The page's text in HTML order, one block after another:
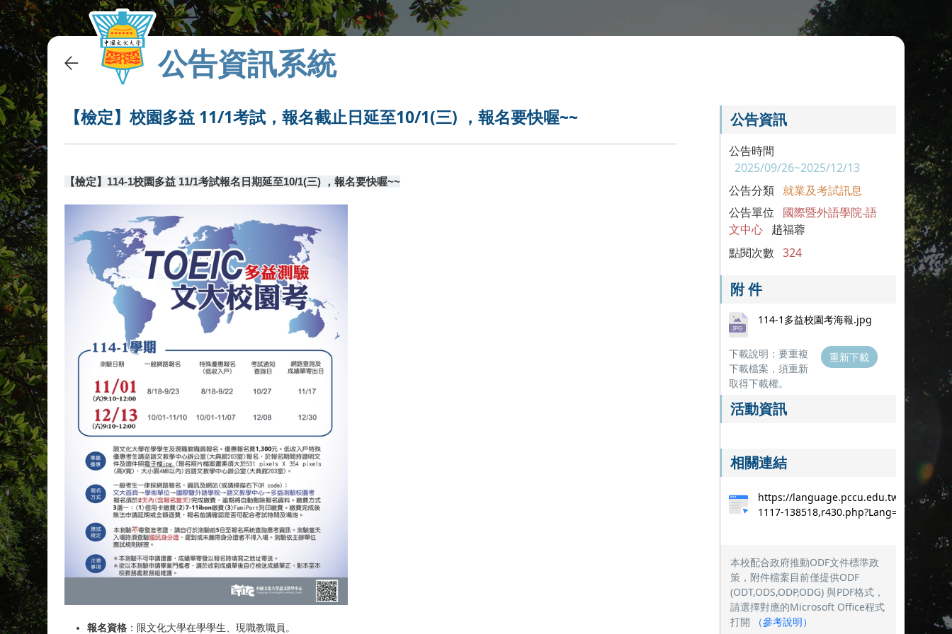
公告資訊系統
【檢定】校園多益 11/1考試，報名截止日延至10/1(三) ，報名要快喔~~
【檢定】114-1校園多益 11/1考試報名日期延至10/1(三) ，報名要快喔~~
報名資格 ：限文化大學在學學生、現職教職員。
公告資訊
公告時間
2025/09/26~2025/12/13
公告分類 就業及考試訊息
公告單位
國際暨外語學院-語
文中心
趙福蓉
點閱次數 324
附 件
114-1多益校園考海報.jpg
下載說明：要重複
下載檔案，須重新
取得下載權。
重新下載
活動資訊
相關連結
https://language.pccu.edu.tw/p/406-
1117-138518,r430.php?Lang=zh-tw
本校配合政府推動ODF文件標準政
策，附件檔案目前僅提供ODF
(ODT,ODS,ODP,ODG) 與PDF格式，
請選擇對應的Microsoft Office程式
打開
（參考說明）